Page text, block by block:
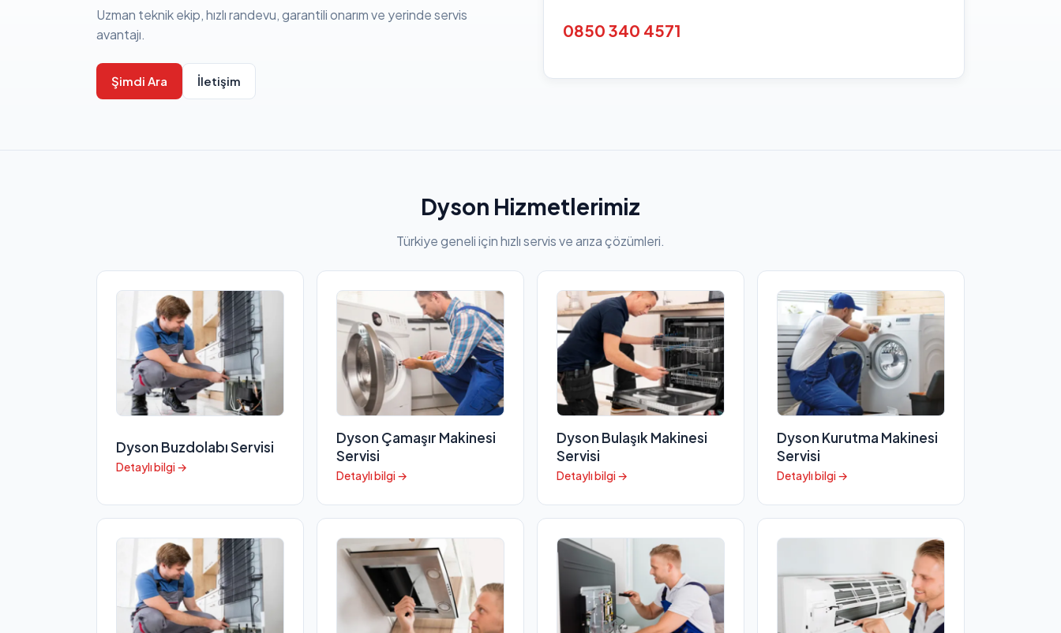
Uzman teknik ekip, hızlı randevu, garantili onarım ve yerinde servis
avantajı.
Şimdi Ara İletişim
0850 340 4571
Dyson Hizmetlerimiz
Türkiye geneli için hızlı servis ve arıza çözümleri.
Dyson Buzdolabı Servisi
Detaylı bilgi →
Dyson Çamaşır Makinesi
Servisi
Detaylı bilgi →
Dyson Bulaşık Makinesi
Servisi
Detaylı bilgi →
Dyson Kurutma Makinesi
Servisi
Detaylı bilgi →